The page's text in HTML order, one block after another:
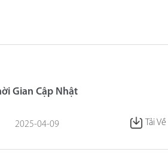
Gian Cập Nhật
2025-04-09 Tải Về